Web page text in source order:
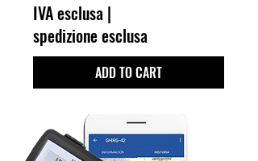
IVA esclusa |
spedizione esclusa
ADD TO CART